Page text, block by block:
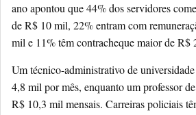
ano apontou que 44% dos servidores
de R$ 10 mil, 22% entram com
mil e 11% têm contracheque maior de R$
Um técnico-administrativo de
4,8 mil por mês, enquanto um professor
R$ 10,3 mil mensais. Carreiras policiais